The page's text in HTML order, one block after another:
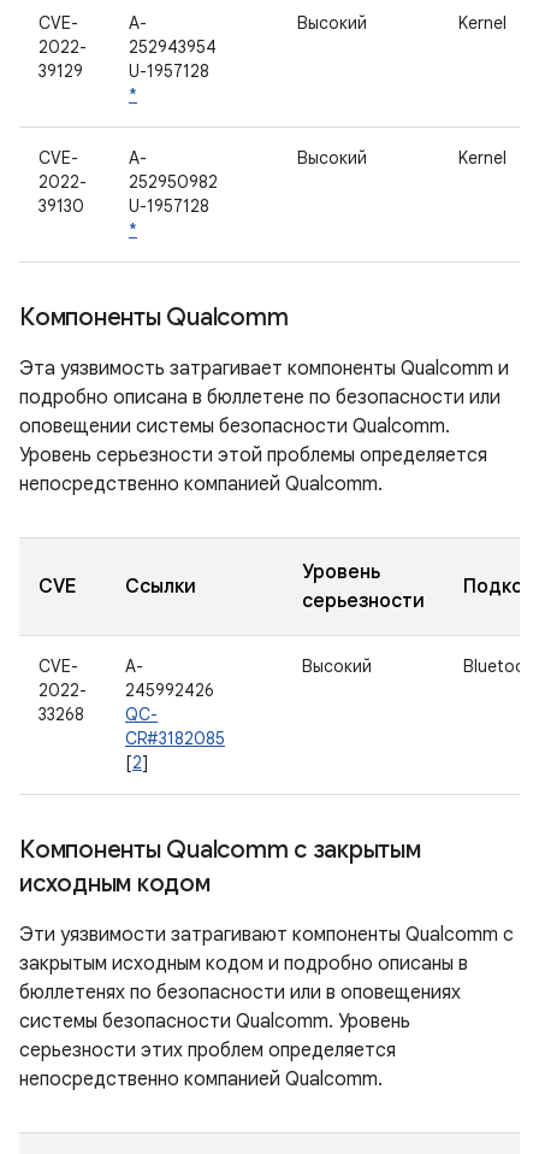
CVE-
2022-
39129
A-
252943954
U-1957128
*
Высокий Kernel
CVE-
2022-
39130
A-
252950982
U-1957128
*
Высокий Kernel
Компоненты Qualcomm
Эта уязвимость затрагивает компоненты Qualcomm и
подробно описана в бюллетене по безопасности или
оповещении системы безопасности Qualcomm.
Уровень серьезности этой проблемы определяется
непосредственно компанией Qualcomm.
CVE Ссылки
Уровень
серьезности
CVE-
2022-
33268
A-
245992426
QC-
CR#3182085
[2]
Высокий
Компоненты Qualcomm с закрытым
исходным кодом
Эти уязвимости затрагивают компоненты Qualcomm с
закрытым исходным кодом и подробно описаны в
бюллетенях по безопасности или в оповещениях
системы безопасности Qualcomm. Уровень
серьезности этих проблем определяется
непосредственно компанией Qualcomm.